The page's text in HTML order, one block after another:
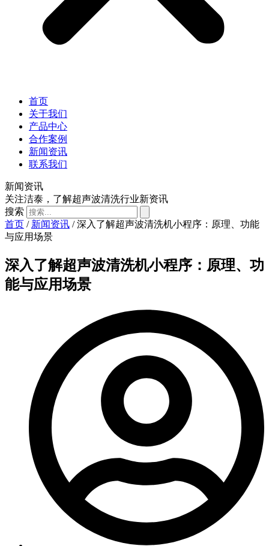
首页
关于我们
产品中心
合作案例
新闻资讯
联系我们
新闻资讯
关注洁泰，了解超声波清洗行业新资讯
搜索
首页 / 新闻资讯 / 深入了解超声波清洗机小程序：原理、功能
与应用场景
深入了解超声波清洗机小程序：原理、功
能与应用场景